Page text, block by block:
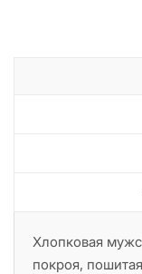
Хлопковая
покроя,